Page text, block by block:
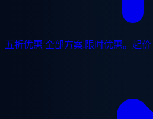
五折优惠 全部方案,限时优惠。起价